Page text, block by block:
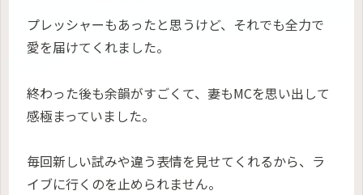
プレッシャーもあったと思うけど、それでも全力で
愛を届けてくれました。
終わった後も余韻がすごくて、妻もMCを思い出して
感極まっていました。
毎回新しい試みや違う表情を見せてくれるから、ラ
イブに行くのを止められません。